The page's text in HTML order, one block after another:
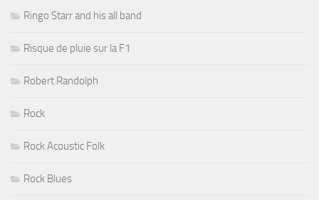
Ringo Starr and his all band
Risque de pluie sur la F1
Robert Randolph
Rock
Rock Acoustic Folk
Rock Blues